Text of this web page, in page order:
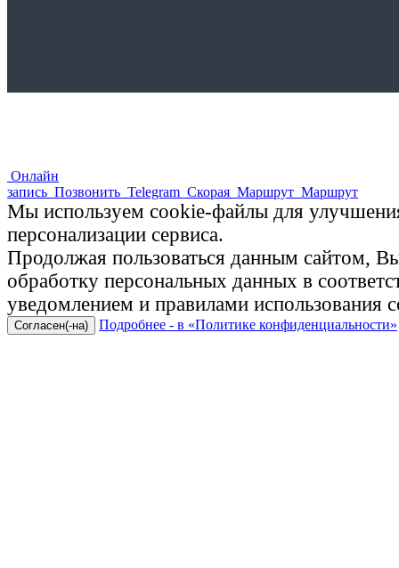
Онлайн
запись Позвонить Telegram Скорая Маршрут Маршрут
Мы используем cookie-файлы для
персонализации сервиса.
Продолжая пользоваться данным сайтом, Вы
обработку персональных данных в
уведомлением и правилами использования
Согласен(-на) Подробнее - в «Политике конфиденциальности»